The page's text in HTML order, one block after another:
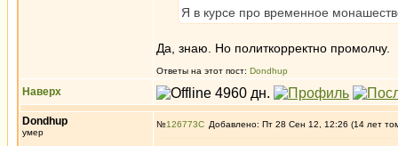
Я в курсе про временное
Да, знаю. Но политкорректно промолчу.
Ответы на этот пост: Dondhup
Наверх
Dondhup
умер
№126773 Добавлено: Пт 28 Сен 12, 12:26 (14 лет